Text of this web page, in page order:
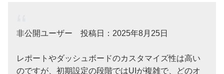
非公開ユーザー 投稿日：2025年8月25日
レポートやダッシュボードのカスタマイズ性は高い
のですが、初期設定の段階ではUIが複雑で、どのオ